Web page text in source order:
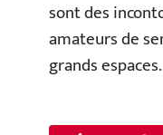
sont des
amateurs de
grands espaces.